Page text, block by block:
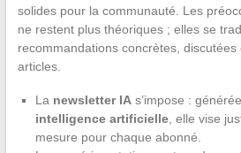
solides pour la communauté. Les
ne restent plus théoriques ; elles se
recommandations concrètes,
articles.
La newsletter IAs’impose :
intelligence artificielle, elle vise
mesure pour chaque abonné.